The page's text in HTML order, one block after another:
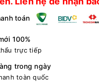
toán
100%
trực tiếp
trong ngày
toàn quốc